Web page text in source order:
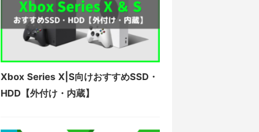
Xbox Series X|S向けおすすめSSD・
HDD【外付け・内蔵】